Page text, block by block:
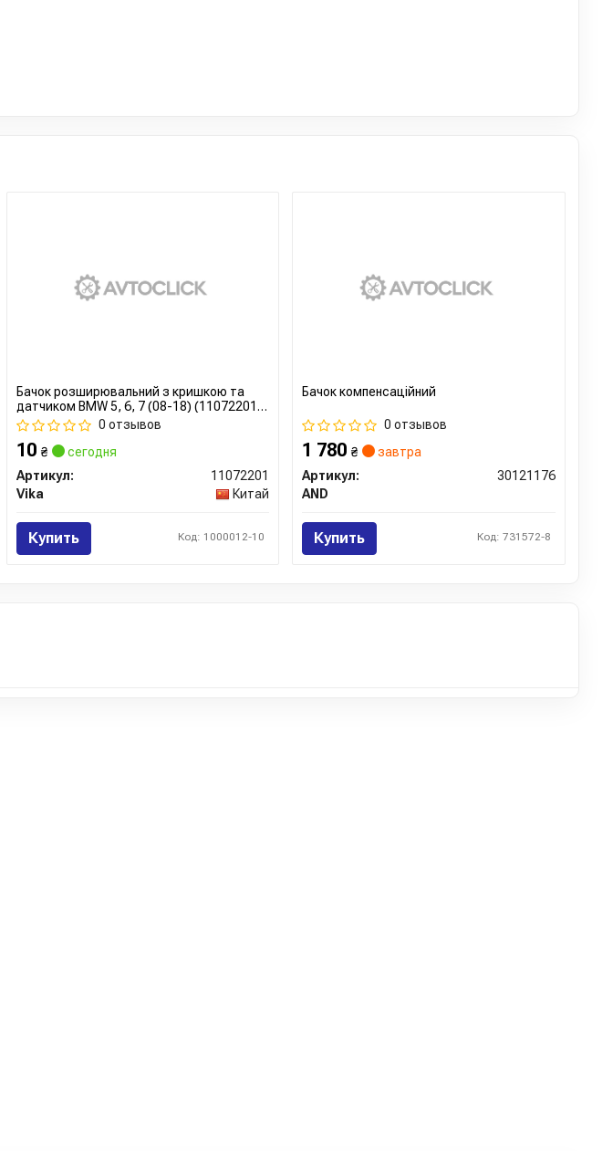
Бачок розширювальний з кришкою та
датчиком BMW 5, 6, 7 (08-18) (11072201)
VIKA
0 отзывов
10 ₴
сегодня
Артикул:
11072201
Vika
Китай
Купить Код: 1000012-10
Бачок компенсаційний
0 отзывов
1 780₴
завтра
Артикул:
30121176
AND
Купить Код: 731572-8